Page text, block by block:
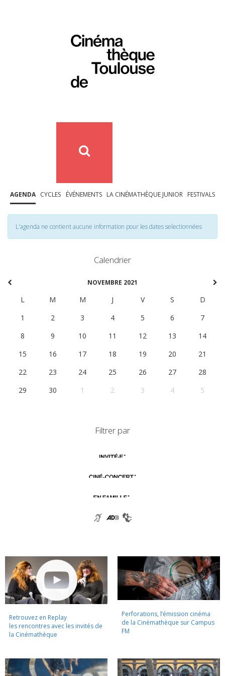
AGENDA CYCLES ÉVÉNEMENTS LA CINÉMATHÈQUE JUNIOR FESTIVALS
L'agenda ne contient aucune information pour les dates selectionnées
Calendrier
NOVEMBRE 2021
L M M J V S
D
1
2 3 4 5 6
7
8
9 10 11 12 13
14
15
16 17 18 19 20
21
22
23 24 25 26 27
28
29
30 1 2 3 4 5
Filtrer par
Retrouvez en Replay
les rencontres avec les invités de
la Cinémathèque
Perforations, l’émission cinéma
de la Cinémathèque sur Campus
FM